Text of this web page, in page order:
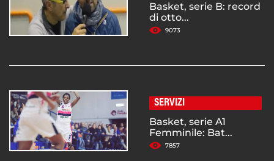
Basket, serie B: record
di otto...
9073
SERVIZI
Basket, serie A1
Femminile: Bat...
7857